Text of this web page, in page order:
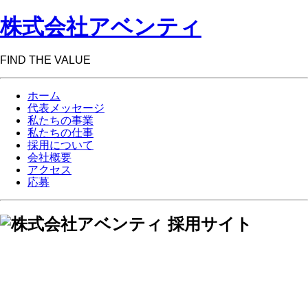
株式会社アベンティ
FIND THE VALUE
ホーム
代表メッセージ
私たちの事業
私たちの仕事
採用について
会社概要
アクセス
応募